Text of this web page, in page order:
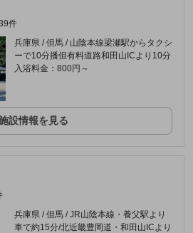
件
兵庫県 / 但馬 / 山陰本線梁瀬駅からタクシ
ーで10分播但有料道路和田山ICより10分
入浴料金：800円～
設情報を見る
兵庫県 / 但馬 / JR山陰本線・養父駅より
車で約15分/北近畿豊岡道・和田山ICより